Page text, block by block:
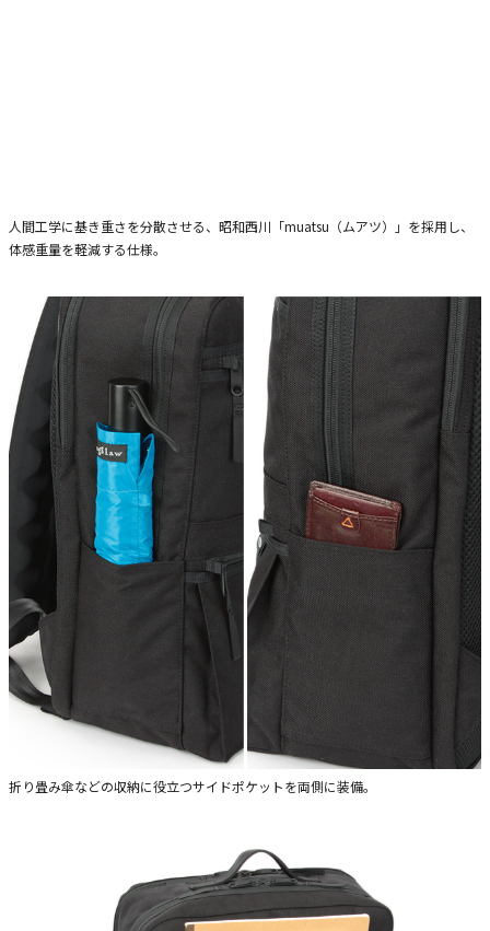
人間工学に基き重さを分散させる、昭和西川「muatsu（ムアツ）」を採用し、
体感重量を軽減する仕様。
折り畳み傘などの収納に役立つサイドポケットを両側に装備。